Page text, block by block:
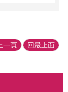
一頁 回最上面